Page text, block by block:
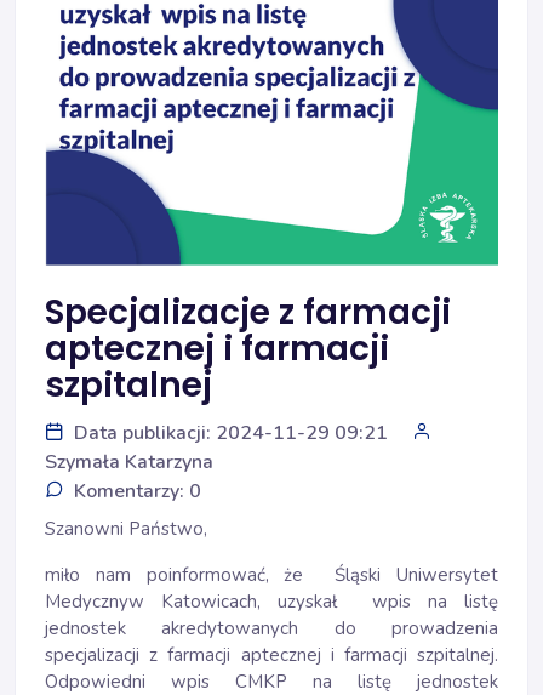
Specjalizacje z farmacji
aptecznej i farmacji
szpitalnej
Data publikacji: 2024-11-29 09:21
Szymała Katarzyna
Komentarzy: 0
Szanowni Państwo,
miło nam poinformować, że Śląski Uniwersytet
Medycznyw Katowicach, uzyskał wpis na listę
jednostek akredytowanych do prowadzenia
specjalizacji z farmacji aptecznej i farmacji szpitalnej.
Odpowiedni wpis CMKP na listę jednostek